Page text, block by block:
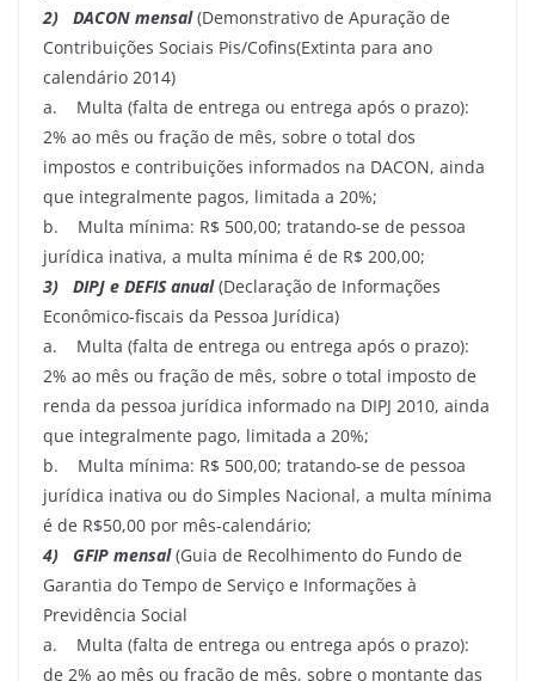
2) DACON mensal(Demonstrativo de Apuração de
Contribuições Sociais Pis/Cofins(Extinta para ano
calendário 2014)
a. Multa (falta de entrega ou entrega após o prazo):
2% ao mês ou fração de mês, sobre o total dos
impostos e contribuições informados na DACON, ainda
que integralmente pagos, limitada a 20%;
b. Multa mínima: R$ 500,00; tratando-se de pessoa
jurídica inativa, a multa mínima é de R$ 200,00;
3) DIPJ e DEFIS anual(Declaração de Informações
Econômico-fiscais da Pessoa Jurídica)
a. Multa (falta de entrega ou entrega após o prazo):
2% ao mês ou fração de mês, sobre o total imposto de
renda da pessoa jurídica informado na DIPJ 2010, ainda
que integralmente pago, limitada a 20%;
b. Multa mínima: R$ 500,00; tratando-se de pessoa
jurídica inativa ou do Simples Nacional, a multa mínima
é de R$50,00 por mês-calendário;
4) GFIP mensal(Guia de Recolhimento do Fundo de
Garantia do Tempo de Serviço e Informações à
Previdência Social
a. Multa (falta de entrega ou entrega após o prazo):
de 2% ao mês ou fração de mês, sobre o montante das